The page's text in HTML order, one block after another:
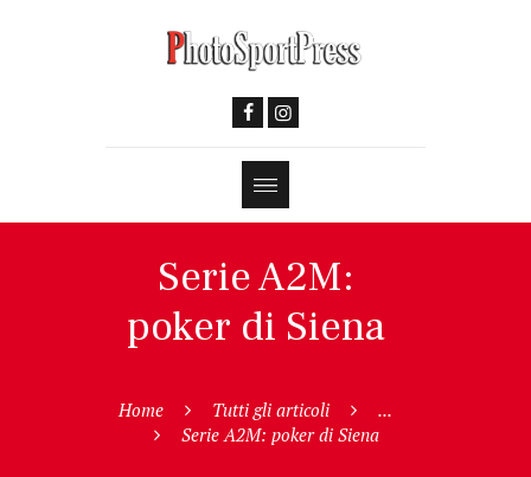
Serie A2M:
poker di Siena
Home Tutti gli articoli
...
Serie A2M: poker di Siena